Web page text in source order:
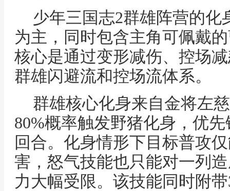
少年三国志2群雄阵营的
为主，同时包含主角可佩戴
核心是通过变形减伤、控场
群雄闪避流和控场流体系。
群雄核心化身来自金将左
80%概率触发野猪化身，优
回合。化身情形下目标普攻
害，怒气技能也只能对一列
力大幅受限。该技能同时附